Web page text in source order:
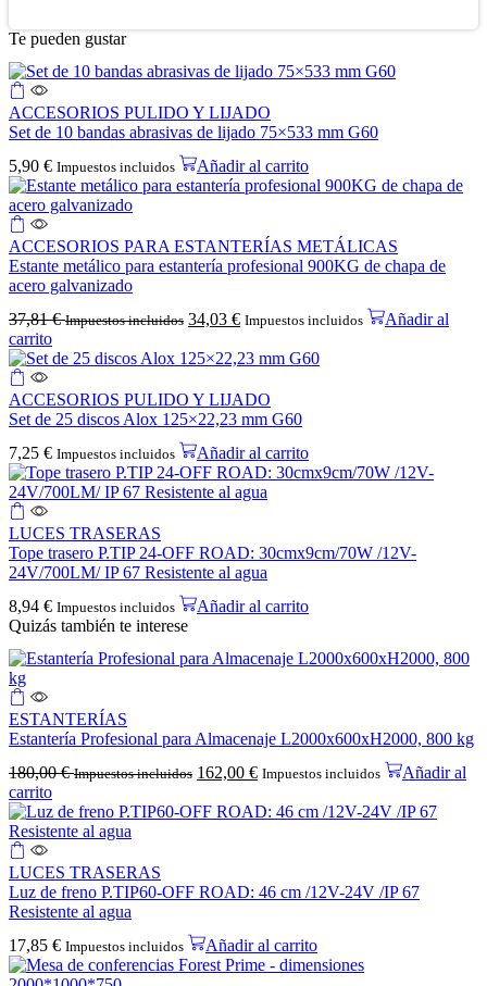
Te pueden gustar
ACCESORIOS PULIDO Y LIJADO
Set de 10 bandas abrasivas de lijado 75×533 mm G60
5,90 € Impuestos incluidos Añadir al carrito
ACCESORIOS PARA ESTANTERÍAS METÁLICAS
Estante metálico para estantería profesional 900KG de chapa de
acero galvanizado
37,81€ Impuestos incluidos 34,03 € Impuestos incluidos
Añadir al
carrito
ACCESORIOS PULIDO Y LIJADO
Set de 25 discos Alox 125×22,23 mm G60
7,25 € Impuestos incluidos Añadir al carrito
LUCES TRASERAS
Tope trasero P.TIP 24-OFF ROAD: 30cmx9cm/70W /12V-
24V/700LM/ IP 67 Resistente al agua
8,94 € Impuestos incluidos
Añadir al carrito
Quizás también te interese
ESTANTERÍAS
Estantería Profesional para Almacenaje L2000x600xH2000, 800 kg
180,00€ Impuestos incluidos 162,00 € Impuestos incluidos
Añadir al
carrito
LUCES TRASERAS
Luz de freno P.TIP60-OFF ROAD: 46 cm /12V-24V /IP 67
Resistente al agua
17,85 € Impuestos incluidos Añadir al carrito